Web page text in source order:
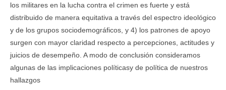
los militares en la lucha contra el crimen es fuerte y está
distribuido de manera equitativa a través del espectro ideológico
y de los grupos sociodemográficos, y 4) los patrones de apoyo
surgen con mayor claridad respecto a percepciones, actitudes y
juicios de desempeño. A modo de conclusión consideramos
algunas de las implicaciones políticasy de política de nuestros
hallazgos